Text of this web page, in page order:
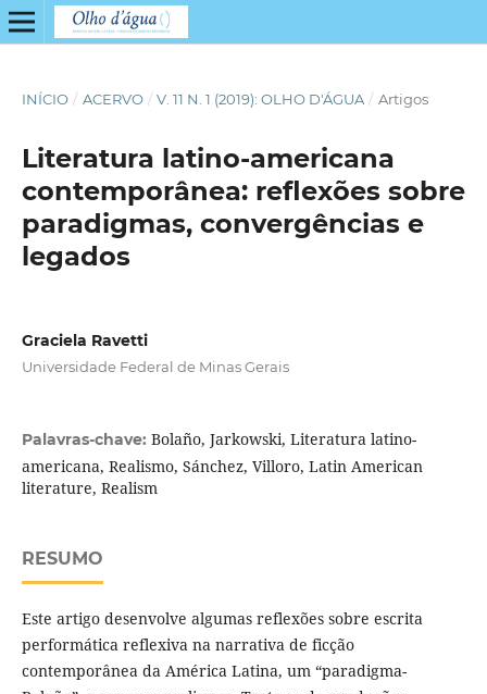
INÍCIO / ACERVO / V. 11 N. 1 (2019): OLHO D'ÁGUA / Artigos
Literatura latino-americana
contemporânea: reflexões sobre
paradigmas, convergências e
legados
Graciela Ravetti
Universidade Federal de Minas Gerais
Palavras-chave: Bolaño, Jarkowski, Literatura latino-
americana, Realismo, Sánchez, Villoro, Latin American
literature, Realism
RESUMO
Este artigo desenvolve algumas reflexões sobre escrita
performática reflexiva na narrativa de ficção
contemporânea da América Latina, um “paradigma-